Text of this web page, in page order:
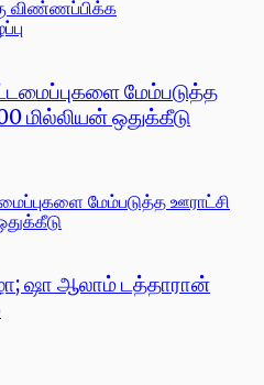
மேம்படுத்த
மில்லியன் ஒதுக்கீடு
ஷா ஆலாம் டத்தாரான்